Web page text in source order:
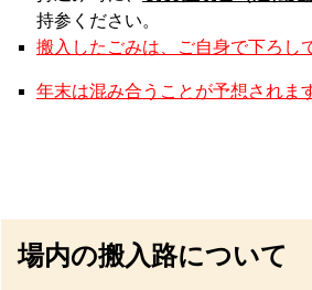
持参ください。
搬入したごみは、ご自身で下ろし
年末は混み合うことが予想されま
場内の搬入路について